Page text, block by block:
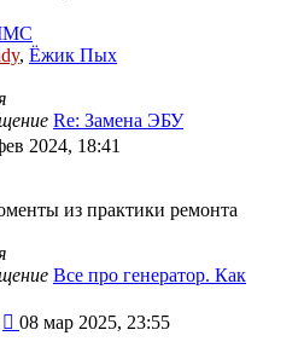
, Ёжик Пых
Re: Замена ЭБУ
2024, 18:41
из практики ремонта
Все про генератор. Как
Перейти
08 мар 2025, 23:55